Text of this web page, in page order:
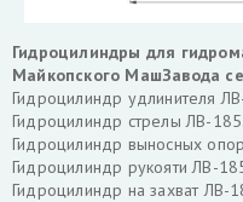
Гидроцилиндры для
Майкопского МашЗавода
Гидроцилиндр удлинителя
Гидроцилиндр стрелы ЛВ-
Гидроцилиндр выносных
Гидроцилиндр рукояти ЛВ-
Гидроцилиндр на захват